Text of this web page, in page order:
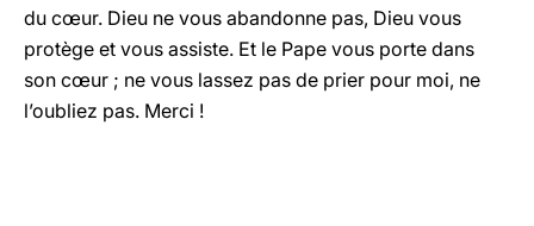
du cœur. Dieu ne vous abandonne pas, Dieu vous
protège et vous assiste. Et le Pape vous porte dans
son cœur ; ne vous lassez pas de prier pour moi, ne
l’oubliez pas. Merci !